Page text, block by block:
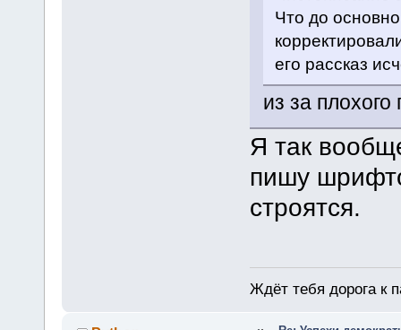
Что до
его рассказ
из за плохого
Я так
пишу
строятся.
Ждёт тебя дорога к